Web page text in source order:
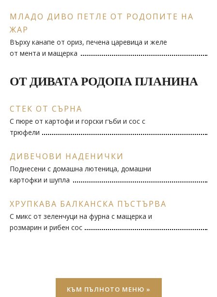
МЛАДО ДИВО ПЕТЛЕ ОТ РОДОПИТЕ НА
ЖАР
Върху канапе от ориз, печена царевица и желе
от мента и мащерка
ОТ ДИВАТА РОДОПА ПЛАНИНА
СТЕК ОТ СЪРНА
С пюре от картофи и горски гъби и сос с
трюфели
ДИВЕЧОВИ НАДЕНИЧКИ
Поднесени с домашна лютеница, домашни
картофки и шупла
ХРУПКАВА БАЛКАНСКА ПЪСТЪРВА
С микс от зеленчуци на фурна с мащерка и
розмарин и рибен сос
КЪМ ПЪЛНОТО МЕНЮ »